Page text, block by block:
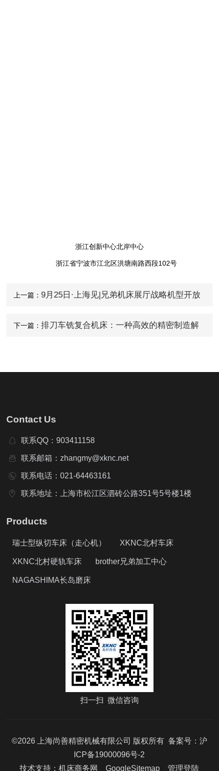
浙江创新中心北岸中心
浙江省宁波市江北区洪塘南路西段102号
上一篇： 9月25日·上海见|兄弟机床展厅战略机型开放
下一篇： 排刀车铣复合机床：一种高效的精密制造解
Contact Us
联系QQ：903411158
联系邮箱：zhangmy@xknc.net
联系电话：021-64463161
联系地址：上海市松江区泗砖公路351号5号楼1楼
Products
瑞士型纵切车床（走心机） XKNC北村车床
XKNC北村硬轨车床 brother兄弟加工中心
NAGASHIMA长岛磨床
扫一扫 微信咨询
©2026 上海尚善精密机械有限公司 版权所有 备案号： 沪
ICP备19000096号-2
技术支持：机床商务网 GoogleSitemap 管理登陆